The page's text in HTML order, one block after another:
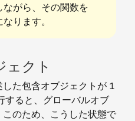
ながら、その関数を
ります。
ェクト
た包含オブジェクトが 1
すると、グローバルオブ
のため、こうした状態で